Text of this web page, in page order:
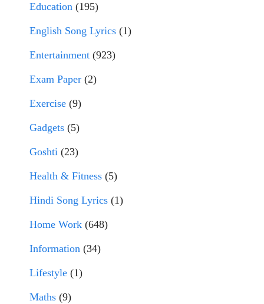
Education (195)
English Song Lyrics (1)
Entertainment (923)
Exam Paper (2)
Exercise (9)
Gadgets (5)
Goshti (23)
Health & Fitness (5)
Hindi Song Lyrics (1)
Home Work (648)
Information (34)
Lifestyle (1)
Maths (9)